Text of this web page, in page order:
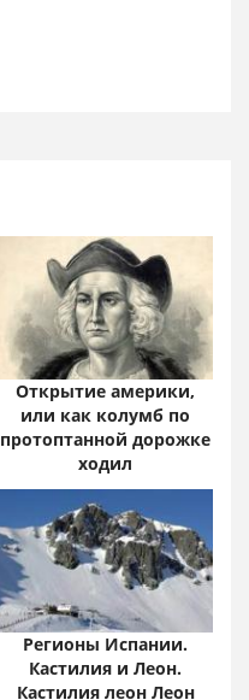
Открытие америки,
или как колумб по
протоптанной дорожке
ходил
Регионы Испании.
Кастилия и Леон.
Кастилия леон Леон